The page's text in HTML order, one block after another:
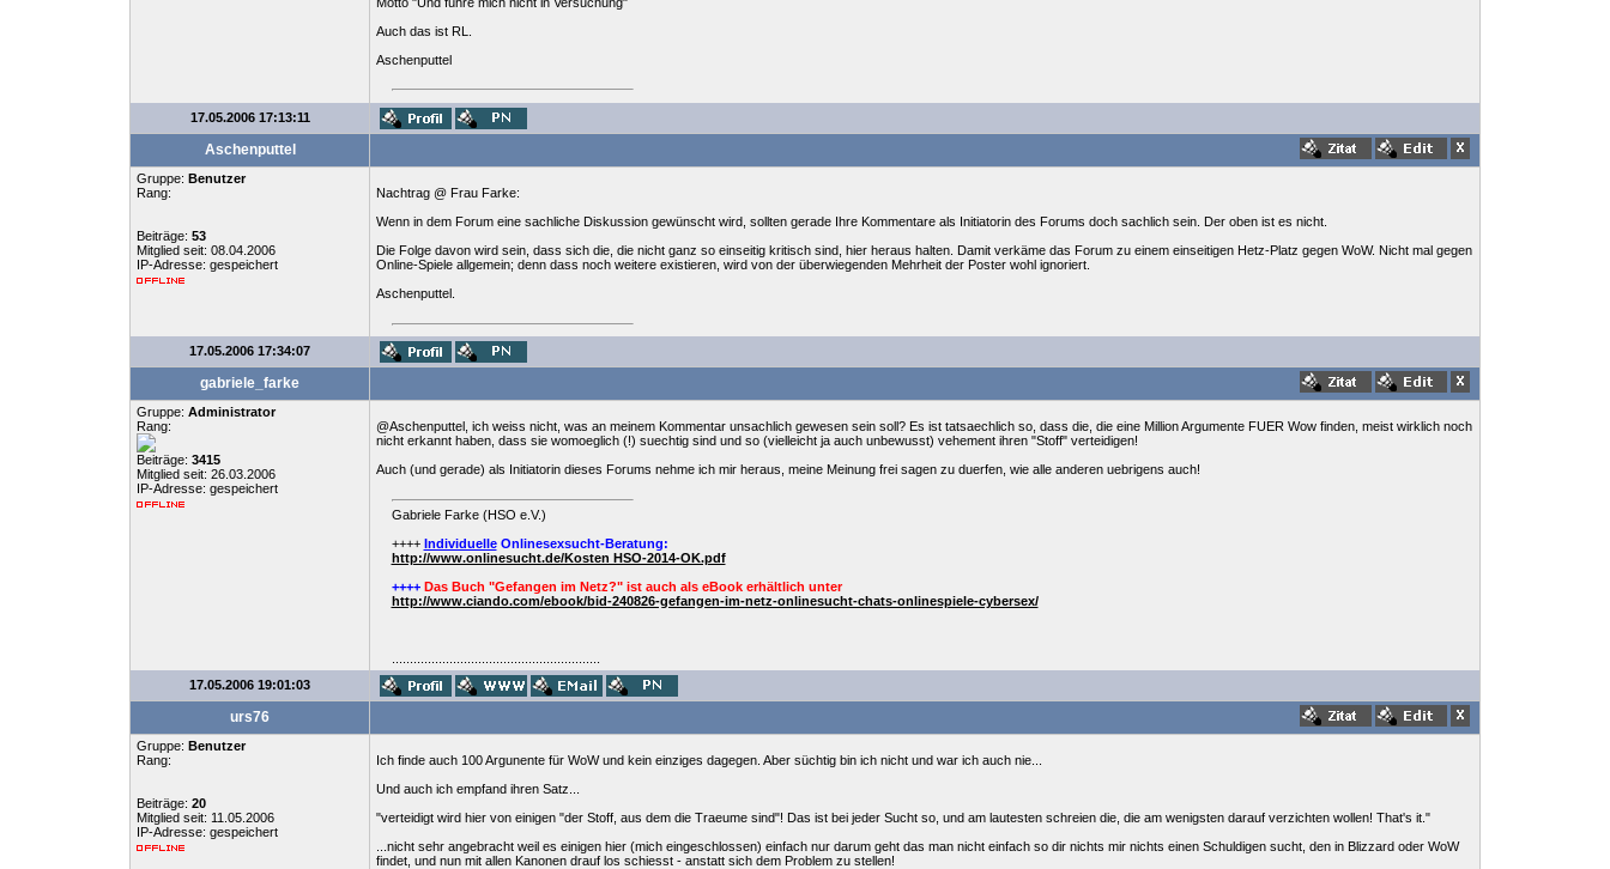
Auch das ist RL.
Aschenputtel
17.05.2006 17:13:11
Aschenputtel
Gruppe: Benutzer
Rang:
Beiträge: 53
Mitglied seit: 08.04.2006
IP-Adresse: gespeichert
Nachtrag @ Frau Farke:
Wenn in dem Forum eine sachliche Diskussion gewünscht wird, sollten gerade Ihre Kommentare als Initiatorin des Forums doch sachlich sein. Der oben ist es nicht.
Die Folge davon wird sein, dass sich die, die nicht ganz so einseitig kritisch sind, hier heraus halten. Damit verkäme das Forum zu einem einseitigen Hetz-Platz gegen WoW. Nicht mal gegen
Online-Spiele allgemein; denn dass noch weitere existieren, wird von der überwiegenden Mehrheit der Poster wohl ignoriert.
Aschenputtel.
17.05.2006 17:34:07
gabriele_farke
Gruppe: Administrator
Rang:
Beiträge: 3415
Mitglied seit: 26.03.2006
IP-Adresse: gespeichert
@Aschenputtel, ich weiss nicht, was an meinem Kommentar unsachlich gewesen sein soll? Es ist tatsaechlich so, dass die, die eine Million Argumente FUER Wow finden, meist wirklich noch
nicht erkannt haben, dass sie womoeglich (!) suechtig sind und so (vielleicht ja auch unbewusst) vehement ihren "Stoff" verteidigen!
Auch (und gerade) als Initiatorin dieses Forums nehme ich mir heraus, meine Meinung frei sagen zu duerfen, wie alle anderen uebrigens auch!
Gabriele Farke (HSO e.V.)
++++ IndividuelleOnlinesexsucht-Beratung:
http://www.onlinesucht.de/Kosten HSO-2014-OK.pdf
++++ Das Buch "Gefangen im Netz?" ist auch als eBook erhältlich unter
http://www.ciando.com/ebook/bid-240826-gefangen-im-netz-onlinesucht-chats-onlinespiele-cybersex/
17.05.2006 19:01:03
urs76
Gruppe: Benutzer
Rang:
Beiträge: 20
Mitglied seit: 11.05.2006
IP-Adresse: gespeichert
Ich finde auch 100 Argunente für WoW und kein einziges dagegen. Aber süchtig bin ich nicht und war ich auch nie...
Und auch ich empfand ihren Satz...
"verteidigt wird hier von einigen "der Stoff, aus dem die Traeume sind"! Das ist bei jeder Sucht so, und am lautesten schreien die, die am wenigsten darauf verzichten wollen! That's it."
...nicht sehr angebracht weil es einigen hier (mich eingeschlossen) einfach nur darum geht das man nicht einfach so dir nichts mir nichts einen Schuldigen sucht, den in Blizzard oder WoW
findet, und nun mit allen Kanonen drauf los schiesst - anstatt sich dem Problem zu stellen!